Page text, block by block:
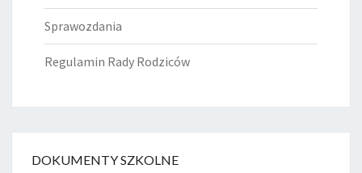
Sprawozdania
Regulamin Rady Rodziców
DOKUMENTY SZKOLNE